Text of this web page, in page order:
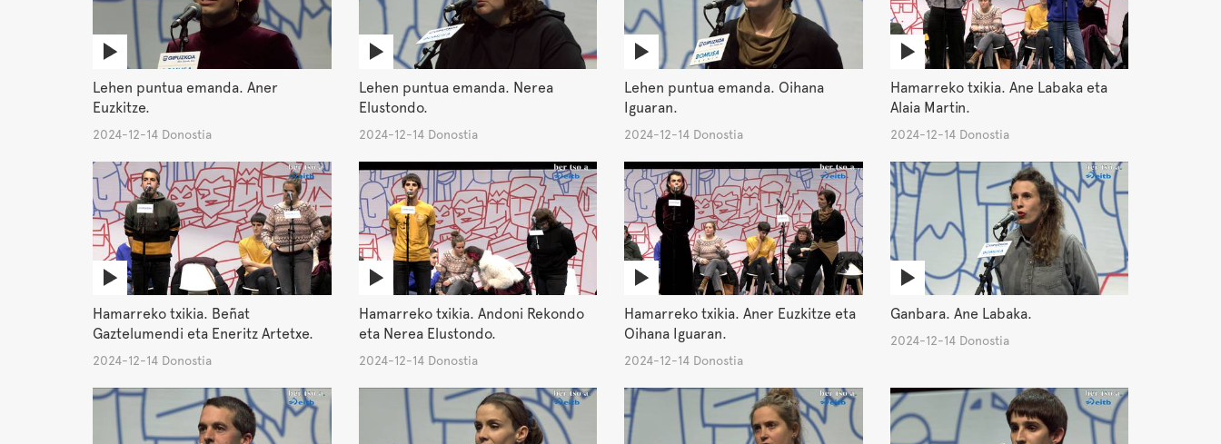
Lehen puntua emanda. Aner
Euzkitze.
2024-12-14 Donostia
Lehen puntua emanda. Nerea
Elustondo.
2024-12-14 Donostia
Lehen puntua emanda. Oihana
Iguaran.
2024-12-14 Donostia
Hamarreko txikia. Ane Labaka eta
Alaia Martin.
2024-12-14 Donostia
Hamarreko txikia. Beñat
Gaztelumendi eta Eneritz Artetxe.
2024-12-14 Donostia
Hamarreko txikia. Andoni Rekondo
eta Nerea Elustondo.
2024-12-14 Donostia
Hamarreko txikia. Aner Euzkitze eta
Oihana Iguaran.
2024-12-14 Donostia
Ganbara. Ane Labaka.
2024-12-14 Donostia